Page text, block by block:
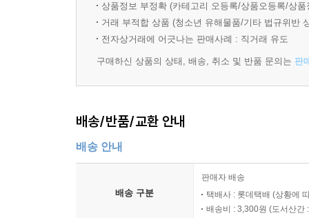
발행부수가 300만부에 이른다. 동화책들의 성공
성공을 거두게 되었다. 1편의 성공과 인기에 힘
프로듀서, 시나리오 작가, 감독 / 레인하드 크루즈
부서를 책임지고 있다.
프로듀서, 합동 감독 / 호거 테프 : 1969년생인 호
애니메이션과 CGI를 제작해왔다. 독일 디지털 애
음악 / 한스 짐머& 제임스 둘리 : 한스 짐머는 1994
상품정보 부정확 (카테고리 오등록/상품오등록/상
거래 부적합 상품 (청소년 유해물품/기타 법규위반
전자상거래에 어긋나는 판매사례 : 직거래 유도
구매하신 상품의 상태, 배송, 취소 및 반품 문의는 판
배송/반품/교환 안내
배송 안내
배송 구분
판매자 배송
택배사 : 롯데택배 (상황에
배송비 : 3,300원 (도서산간